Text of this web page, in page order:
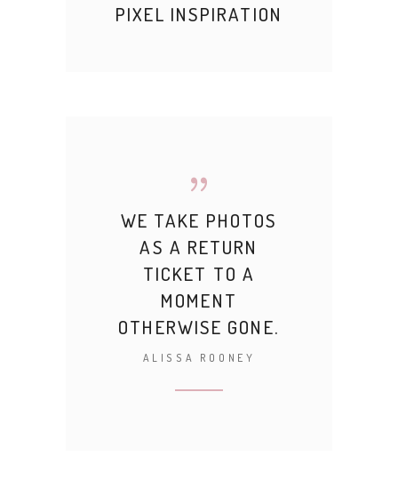
PIXEL INSPIRATION
WE TAKE PHOTOS
AS A RETURN
TICKET TO A
MOMENT
OTHERWISE GONE.
ALISSA ROONEY